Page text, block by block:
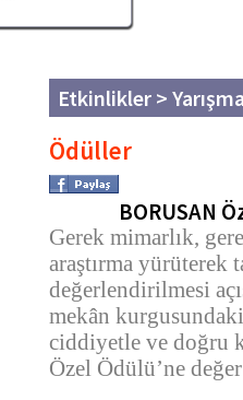
Etkinlikler >
Ödüller
BORUSAN
Gerek mimarlık,
araştırma
değerlendirilmesi
mekân
ciddiyetle ve doğru
Özel Ödülü’ne